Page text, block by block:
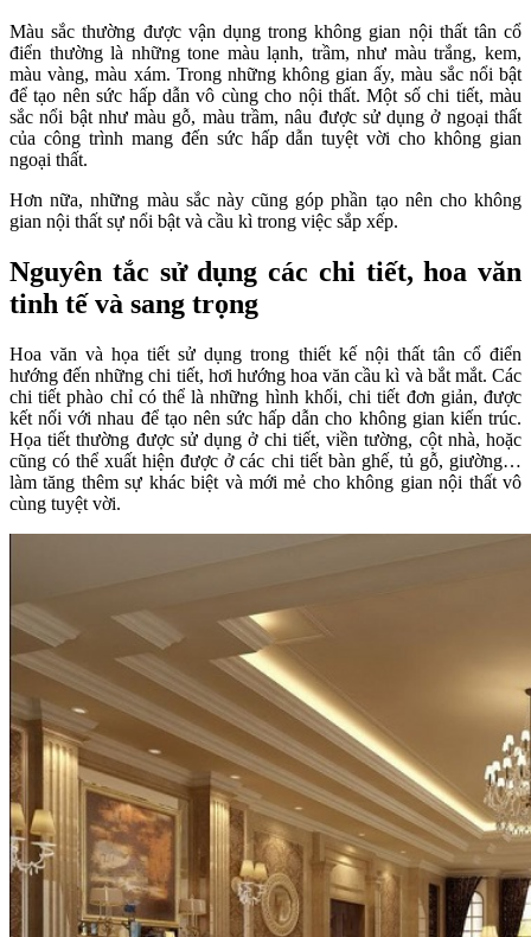
Màu sắc thường được vận dụng trong không gian nội thất tân cổ
điển thường là những tone màu lạnh, trầm, như màu trắng, kem,
màu vàng, màu xám. Trong những không gian ấy, màu sắc nổi bật
để tạo nên sức hấp dẫn vô cùng cho nội thất. Một số chi tiết, màu
sắc nổi bật như màu gỗ, màu trầm, nâu được sử dụng ở ngoại thất
của công trình mang đến sức hấp dẫn tuyệt vời cho không gian
ngoại thất.
Hơn nữa, những màu sắc này cũng góp phần tạo nên cho không
gian nội thất sự nổi bật và cầu kì trong việc sắp xếp.
Nguyên tắc sử dụng các chi tiết, hoa văn
tinh tế và sang trọng
Hoa văn và họa tiết sử dụng trong thiết kế nội thất tân cổ điển
hướng đến những chi tiết, hơi hướng hoa văn cầu kì và bắt mắt. Các
chi tiết phào chỉ có thể là những hình khối, chi tiết đơn giản, được
kết nối với nhau để tạo nên sức hấp dẫn cho không gian kiến trúc.
Họa tiết thường được sử dụng ở chi tiết, viền tường, cột nhà, hoặc
cũng có thể xuất hiện được ở các chi tiết bàn ghế, tủ gỗ, giường…
làm tăng thêm sự khác biệt và mới mẻ cho không gian nội thất vô
cùng tuyệt vời.